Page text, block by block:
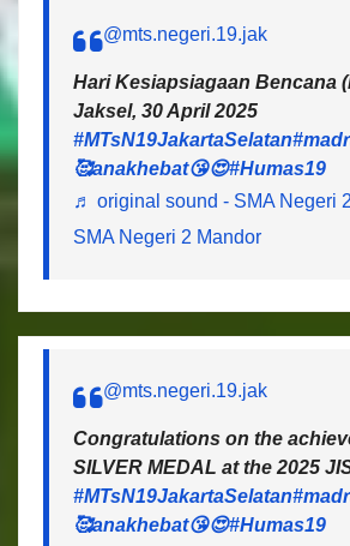
@mts.negeri.19.jak
Hari Kesiapsiagaan Bencana
Jaksel, 30 April 2025
#MTsN19JakartaSelatan
🥰anakhebat😘😍#Humas19
♬ original sound - SMA Negeri
SMA Negeri 2 Mandor
@mts.negeri.19.jak
Congratulations on the
SILVER MEDAL at the 2025
#MTsN19JakartaSelatan
🥰anakhebat😘😍#Humas19